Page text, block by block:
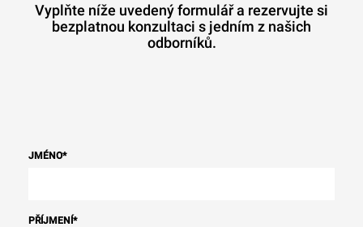
Vyplňte níže uvedený formulář a rezervujte si
bezplatnou konzultaci s jedním z našich
odborníků.
JMÉNO*
PŘÍJMENÍ*